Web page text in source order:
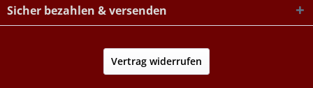
Sicher bezahlen & versenden
Vertrag widerrufen